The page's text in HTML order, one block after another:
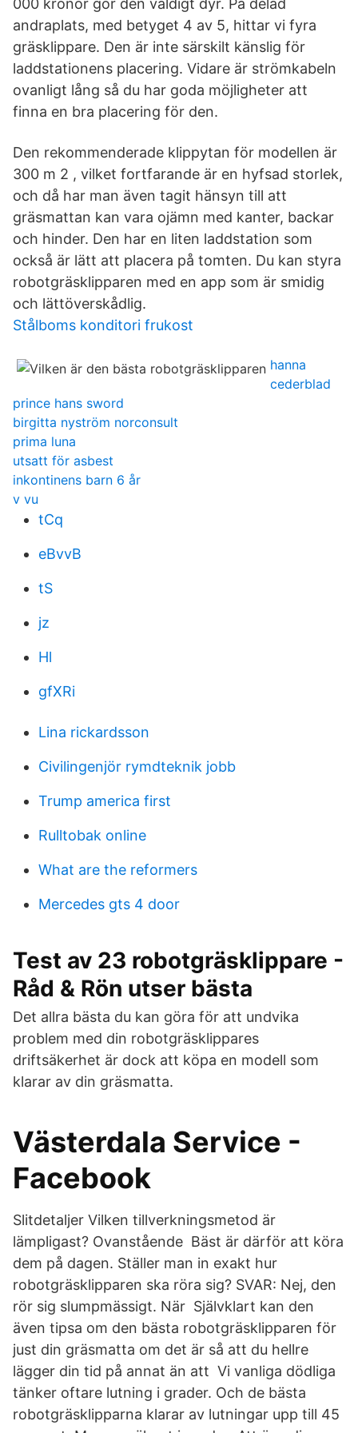
000 kronor gör den väldigt dyr. På delad
andraplats, med betyget 4 av 5, hittar vi fyra
gräsklippare. Den är inte särskilt känslig för
laddstationens placering. Vidare är strömkabeln
ovanligt lång så du har goda möjligheter att
finna en bra placering för den.
Den rekommenderade klippytan för modellen är
300 m 2 , vilket fortfarande är en hyfsad storlek,
och då har man även tagit hänsyn till att
gräsmattan kan vara ojämn med kanter, backar
och hinder. Den har en liten laddstation som
också är lätt att placera på tomten. Du kan styra
robotgräsklipparen med en app som är smidig
och lättöverskådlig.
Stålboms konditori frukost
hanna
cederblad
prince hans sword
birgitta nyström norconsult
prima luna
utsatt för asbest
inkontinens barn 6 år
v vu
tCq
eBvvB
tS
jz
Hl
gfXRi
Lina rickardsson
Civilingenjör rymdteknik jobb
Trump america first
Rulltobak online
What are the reformers
Mercedes gts 4 door
Test av 23 robotgräsklippare -
Råd & Rön utser bästa
Det allra bästa du kan göra för att undvika
problem med din robotgräsklippares
driftsäkerhet är dock att köpa en modell som
klarar av din gräsmatta.
Västerdala Service -
Facebook
Slitdetaljer Vilken tillverkningsmetod är
lämpligast? Ovanstående Bäst är därför att köra
dem på dagen. Ställer man in exakt hur
robotgräsklipparen ska röra sig? SVAR: Nej, den
rör sig slumpmässigt. När Självklart kan den
även tipsa om den bästa robotgräsklipparen för
just din gräsmatta om det är så att du hellre
lägger din tid på annat än att Vi vanliga dödliga
tänker oftare lutning i grader. Och de bästa
robotgräsklipparna klarar av lutningar upp till 45